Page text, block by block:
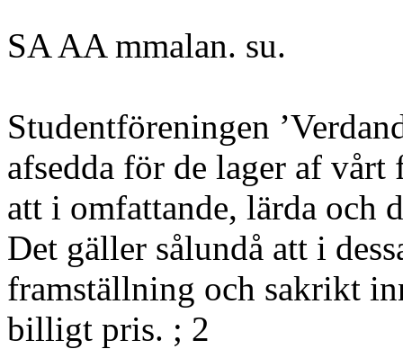
SA AA mmalan. su.
Studentföreningen
afsedda för de lager af
att i omfattande, lärda och
Det gäller sålundå att i
framställning och sakrikt
billigt pris. ; 2